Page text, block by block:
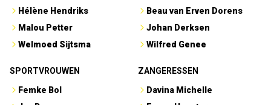
Hélène Hendriks
Malou Petter
Welmoed Sijtsma
Beau van Erven Dorens
Johan Derksen
Wilfred Genee
SPORTVROUWEN
Femke Bol
ZANGERESSEN
Davina Michelle